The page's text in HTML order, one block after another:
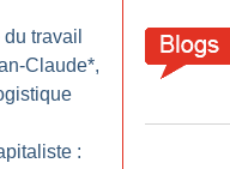
travail
Claude*,
: